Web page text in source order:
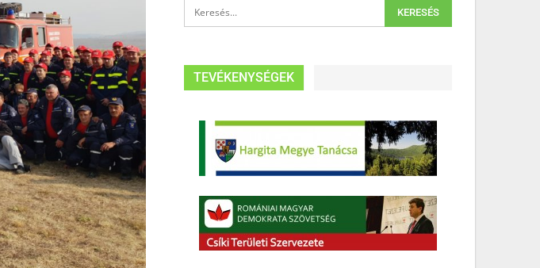
TEVÉKENYSÉGEK